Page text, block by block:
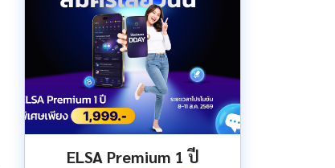
ELSA Premium 1 ปี